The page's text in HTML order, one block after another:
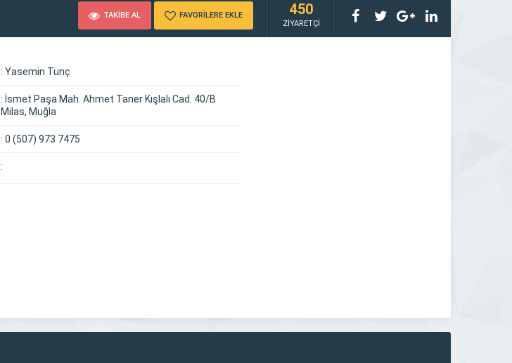
TAKİBE AL FAVORİLERE EKLE 450
ZİYARETÇİ
: Yasemin Tunç
: İsmet Paşa Mah. Ahmet Taner Kışlalı Cad. 40/B
Milas, Muğla
: 0 (507) 973 7475
: